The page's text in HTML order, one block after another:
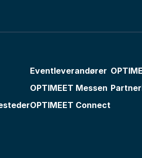
Eventleverandører
OPTIMEET Messen
OPTIMEET Connect